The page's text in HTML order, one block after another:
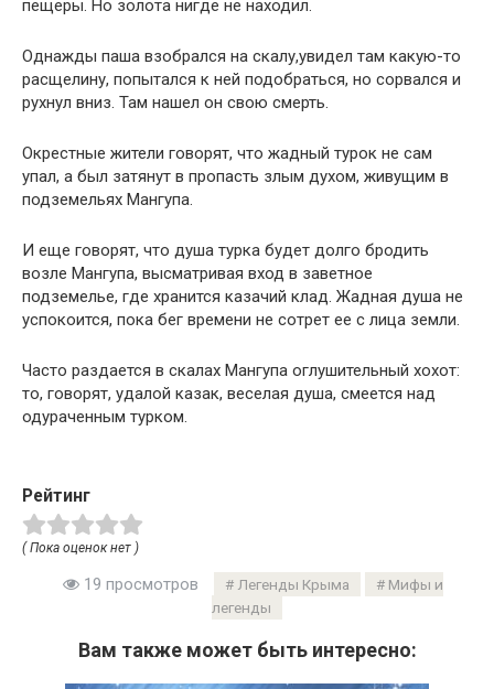
пещеры. Но золота нигде не находил.
Однажды паша взобрался на скалу,увидел там какую-то
расщелину, попытался к ней подобраться, но сорвался и
рухнул вниз. Там нашел он свою смерть.
Окрестные жители говорят, что жадный турок не сам
упал, а был затянут в пропасть злым духом, живущим в
подземельях Мангупа.
И еще говорят, что душа турка будет долго бродить
возле Мангупа, высматривая вход в заветное
подземелье, где хранится казачий клад. Жадная душа не
успокоится, пока бег времени не сотрет ее с лица земли.
Часто раздается в скалах Мангупа оглушительный хохот:
то, говорят, удалой казак, веселая душа, смеется над
одураченным турком.
Рейтинг
( Пока оценок нет )
19 просмотров Легенды Крыма
Мифы и
легенды
Вам также может быть интересно: